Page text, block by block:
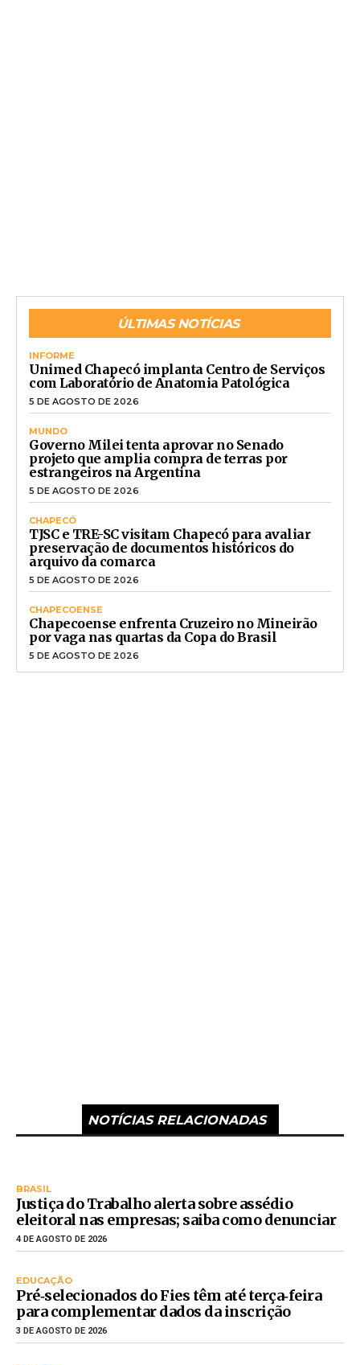
ÚLTIMAS NOTÍCIAS
INFORME
Unimed Chapecó implanta Centro de Serviços
com Laboratório de Anatomia Patológica
5 DE AGOSTO DE 2026
MUNDO
Governo Milei tenta aprovar no Senado
projeto que amplia compra de terras por
estrangeiros na Argentina
5 DE AGOSTO DE 2026
CHAPECÓ
TJSC e TRE-SC visitam Chapecó para avaliar
preservação de documentos históricos do
arquivo da comarca
5 DE AGOSTO DE 2026
CHAPECOENSE
Chapecoense enfrenta Cruzeiro no Mineirão
por vaga nas quartas da Copa do Brasil
5 DE AGOSTO DE 2026
NOTÍCIAS RELACIONADAS
BRASIL
Justiça do Trabalho alerta sobre assédio
eleitoral nas empresas; saiba como denunciar
4 DE AGOSTO DE 2026
EDUCAÇÃO
Pré‑selecionados do Fies têm até terça‑feira
para complementar dados da inscrição
3 DE AGOSTO DE 2026